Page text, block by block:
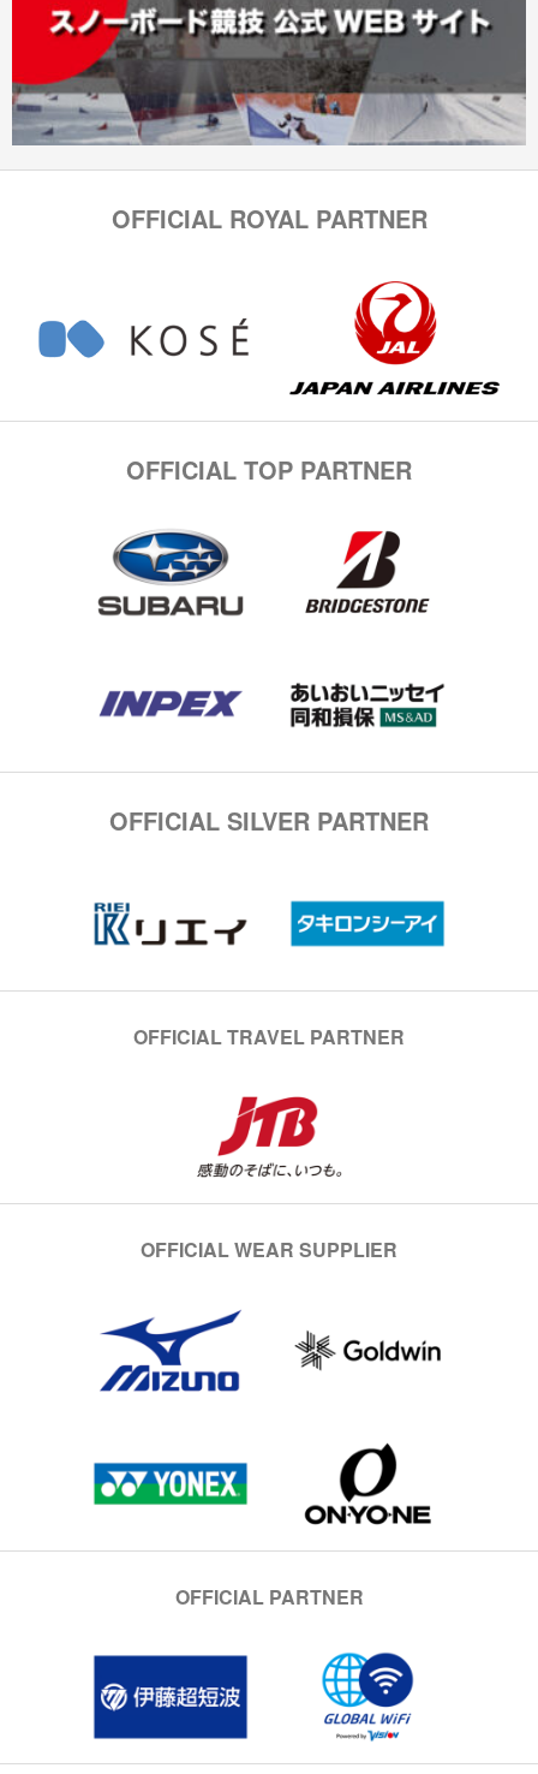
OFFICIAL ROYAL PARTNER
OFFICIAL TOP PARTNER
OFFICIAL SILVER PARTNER
OFFICIAL TRAVEL PARTNER
OFFICIAL WEAR SUPPLIER
OFFICIAL PARTNER